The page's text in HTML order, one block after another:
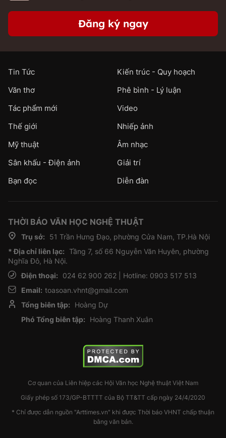
Đăng ký ngay
Tin Tức
Kiến trúc - Quy hoạch
Văn thơ
Phê bình - Lý luận
Tác phẩm mới
Video
Thế giới
Nhiếp ảnh
Mỹ thuật
Âm nhạc
Sân khấu - Điện ảnh
Giải trí
Bạn đọc
Diễn đàn
THỜI BÁO VĂN HỌC NGHỆ THUẬT
Trụ sở:
51 Trần Hưng Đạo, phường Cửa Nam, TP.Hà Nội
* Địa chỉ liên lạc: Tầng 7, số 66 Nguyễn Văn Huyên, phường
Nghĩa Đô, Hà Nội.
Điện thoại:
024 62 900 262 | Hotline: 0903 517 513
Email: toasoan.vhnt@gmail.com
Tổng biên tập:
Hoàng Dự
Phó Tổng biên tập:
Hoàng Thanh Xuân
Cơ quan của Liên hiệp các Hội Văn học Nghệ thuật Việt Nam
Giấy phép số 173/GP-BTTTT của Bộ TT&TT cấp ngày 24/4/2020
* Chỉ được dẫn nguồn "Arttimes.vn" khi được Thời báo VHNT chấp thuận
bằng văn bản.